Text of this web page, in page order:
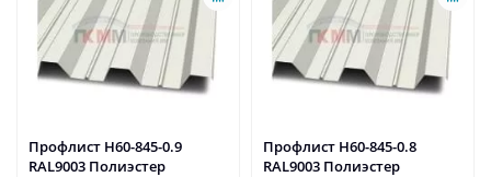
Профлист Н60-845-0.9
RAL9003 Полиэстер
Профлист Н60-845-0.8
RAL9003 Полиэстер